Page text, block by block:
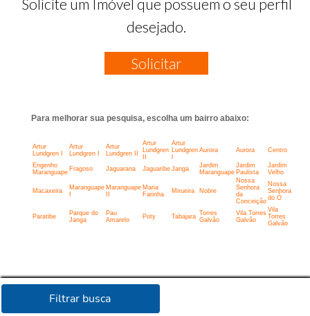
Filtrar busca
Solicite um Imóvel que possuem o seu perfil
desejado.
Solicitar
Para melhorar sua pesquisa, escolha um bairro abaixo:
Artur
Lundgren I
Artur
Lundgren I
Artur
Lundgren II
Artur
Lundgren
Artur
Lundgren Aurora Aurora Centro
Engenho
Maranguape Fragoso Jaguarana Jaguaribe Janga
Jardim
Maranguape
Jardim
Paulista
Jardim
Velho
Macaxeira
Maranguape Maranguape Maria
Farinha
Mirueira Nobre
Nossa
Senhora
da
Conceição
Nossa
Senhora
do Ó
Paratibe
Parque do
Janga
Pau
Amarelo
Poty Tabajara Torres
Galvão
Vila Torres
Galvão
Vila
Torres
Galvão